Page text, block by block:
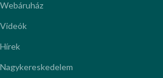
Webáruház
Videók
Hírek
Nagykereskedelem